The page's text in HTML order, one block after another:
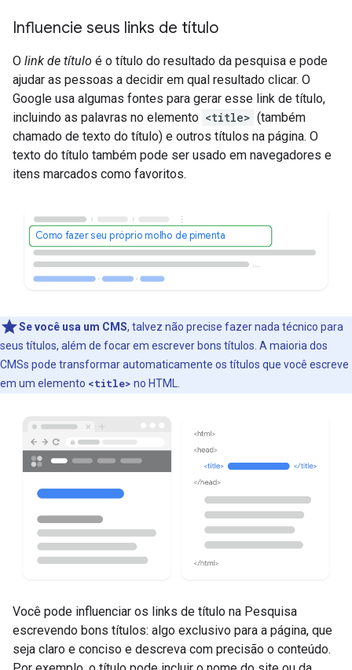
Influencie seus links de título
O link de título é o título do resultado da pesquisa e pode
ajudar as pessoas a decidir em qual resultado clicar. O
Google usa algumas fontes para gerar esse link de título,
incluindo as palavras no elemento <title> (também
chamado de texto do título) e outros títulos na página. O
texto do título também pode ser usado em navegadores e
itens marcados como favoritos.
Como fazer seu próprio molho de pimenta
Se você usa um CMS, talvez não precise fazer nada técnico para
seus títulos, além de focar em escrever bons títulos. A maioria dos
CMSs pode transformar automaticamente os títulos que você escreve
em um elemento <title> no HTML.
Você pode influenciar os links de título na Pesquisa
escrevendo bons títulos: algo exclusivo para a página, que
seja claro e conciso e descreva com precisão o conteúdo.